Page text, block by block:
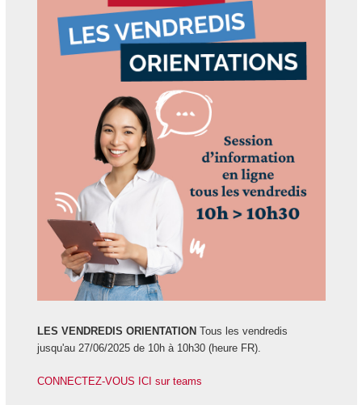
LES VENDREDIS ORIENTATION Tous les vendredis
jusqu'au 27/06/2025 de 10h à 10h30 (heure FR).
CONNECTEZ-VOUS ICI sur teams